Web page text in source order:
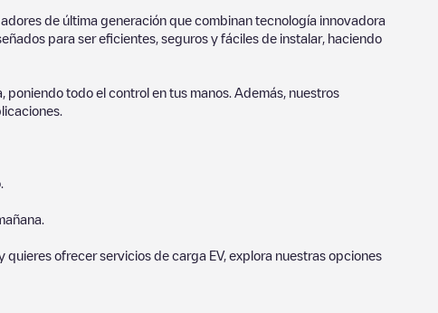
de última generación que combinan tecnología innovadora
para ser eficientes, seguros y fáciles de instalar, haciendo
todo el control en tus manos. Además, nuestros
ofrecer servicios de carga EV, explora nuestras opciones